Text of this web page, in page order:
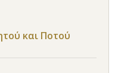
και Ποτού